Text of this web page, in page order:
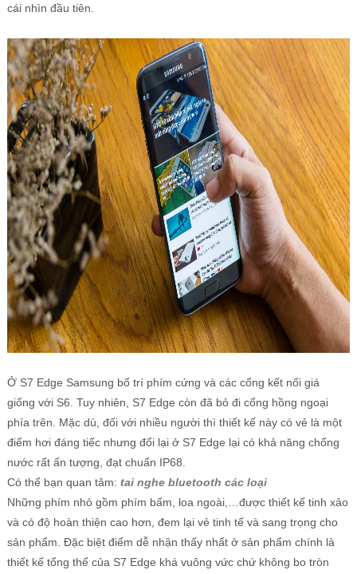
cái nhìn đầu tiên.
Ở S7 Edge Samsung bố trí phím cứng và các cổng kết nối giá
giống với S6. Tuy nhiên, S7 Edge còn đã bỏ đi cổng hồng ngoại
phía trên. Mặc dù, đối với nhiều người thì thiết kế này có vẻ là một
điểm hơi đáng tiếc nhưng đổi lại ở S7 Edge lại có khả năng chống
nước rất ấn tượng, đạt chuẩn IP68.
Có thể bạn quan tâm: tai nghe bluetooth các loại
Những phím nhỏ gồm phím bấm, loa ngoài,…được thiết kế tinh xảo
và có độ hoàn thiện cao hơn, đem lại vẻ tinh tế và sang trọng cho
sản phẩm. Đặc biệt điểm dễ nhận thấy nhất ở sản phẩm chính là
thiết kế tổng thể của S7 Edge khá vuông vức chứ không bo tròn